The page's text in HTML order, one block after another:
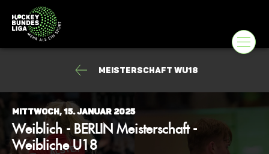
Meisterschaft wU18
Mittwoch, 15. Januar 2025
Weiblich - BERLIN Meisterschaft -
Weibliche U18